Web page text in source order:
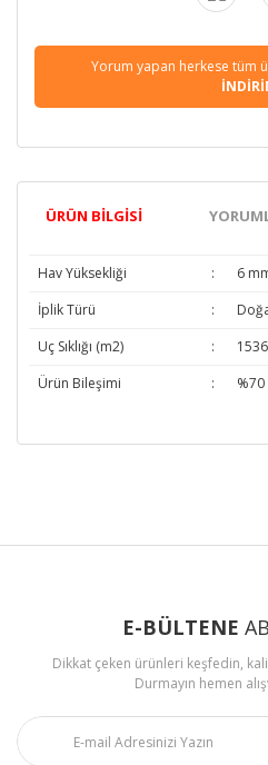
Yorum yapan herkese tüm
ÜRÜN BILGISI
Hav Yüksekliği :
6
İplik Türü
:
Uç Sıklığı (m2)
:
Ürün Bileşimi
:
Ürün bilgilerinde hatalar
Ürün fiyatı diğer sitelerden
E-BÜLTENE
Dikkat çeken ürünleri keşfedin,
Durmayın hemen